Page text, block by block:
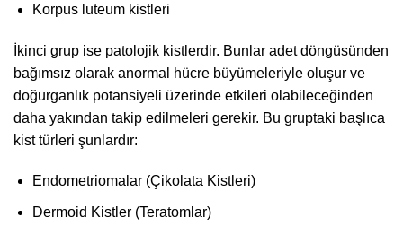
Korpus luteum kistleri
İkinci grup ise patolojik kistlerdir. Bunlar adet döngüsünden
bağımsız olarak anormal hücre büyümeleriyle oluşur ve
doğurganlık potansiyeli üzerinde etkileri olabileceğinden
daha yakından takip edilmeleri gerekir. Bu gruptaki başlıca
kist türleri şunlardır:
Endometriomalar (Çikolata Kistleri)
Dermoid Kistler (Teratomlar)